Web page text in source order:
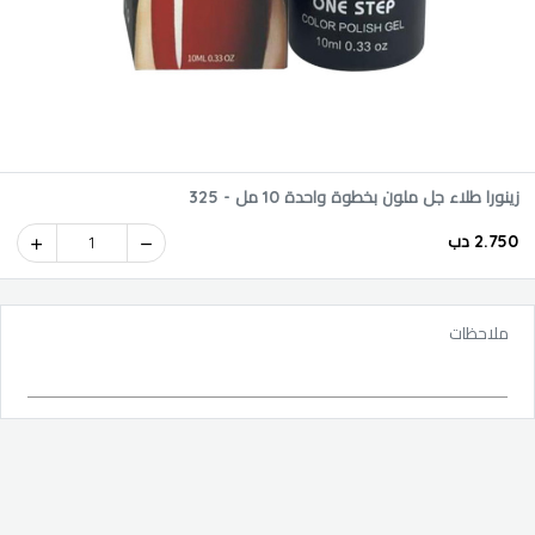
زينورا طلاء جل ملون بخطوة واحدة 10 مل - 325
2.750 دب 1
ملاحظات